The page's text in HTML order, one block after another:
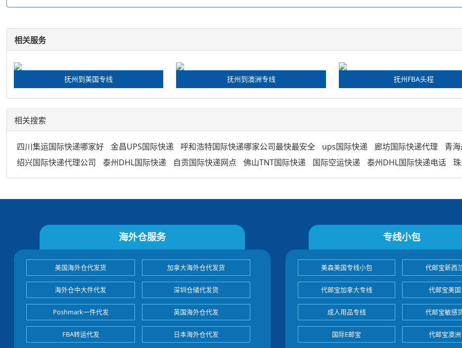
相关服务
抚州到美国专线 抚州到澳洲专线 抚州FBA头程
相关搜索
四川集运国际快递哪家好 金昌UPS国际快递 呼和浩特国际快递哪家公司最快最安全 ups国际快递 廊坊国际快递代理 青
绍兴国际快递代理公司
泰州DHL国际快递 自贡国际快递网点 佛山TNT国际快递 国际空运快递 泰州DHL国际快递电话
海外仓服务
美国海外仓代发货 加拿大海外仓代发货
海外仓中大件代发 深圳仓储代发货
Poshmark一件代发 英国海外仓代发
FBA转运代发 日本海外仓代发
专线小包
美森美国专线小包 代邮宝新西
代邮宝加拿大专线 代邮宝美
成人用品专线 代邮宝敏感
国际E邮宝 代邮宝澳